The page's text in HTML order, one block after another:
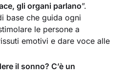
gli organi parlano”.
base che guida ogni
le persone a
emotivi e dare voce alle
il sonno? C’è un